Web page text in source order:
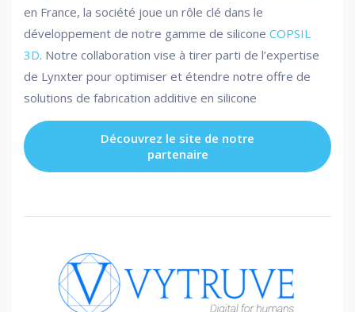
en France, la société joue un rôle clé dans le
développement de notre gamme de silicone COPSIL
3D. Notre collaboration vise à tirer parti de l’expertise
de Lynxter pour optimiser et étendre notre offre de
solutions de fabrication additive en silicone
Découvrez le site de notre
partenaire